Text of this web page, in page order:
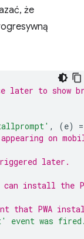
że
later to show
, (e) =
on
later.
install the
PWA install
event was